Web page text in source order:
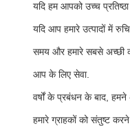
यदि हम आपको उच्च
यदि आप हमारे उत्पादों में
समय और हमारे सबसे अच्छी
आप के लिए सेवा.
वर्षों के प्रबंधन के बाद,
हमारे ग्राहकों को संतुष्ट